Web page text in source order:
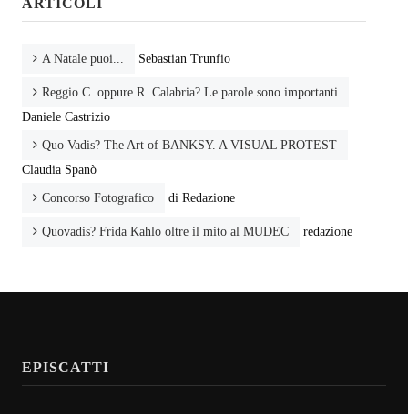
ARTICOLI
A Natale puoi... Sebastian Trunfio
Reggio C. oppure R. Calabria? Le parole sono importanti
Daniele Castrizio
Quo Vadis? The Art of BANKSY. A VISUAL PROTEST
Claudia Spanò
Concorso Fotografico di Redazione
Quovadis? Frida Kahlo oltre il mito al MUDEC redazione
EPISCATTI